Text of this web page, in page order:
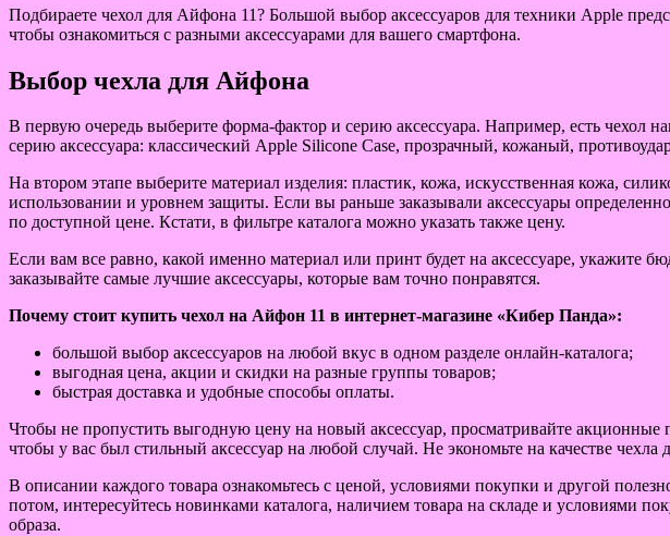
Подбираете чехол для Айфона 11? Большой выбор аксессуаров для техники Apple
чтобы ознакомиться с разными аксессуарами для вашего смартфона.
Выбор чехла для Айфона
В первую очередь выберите форма-фактор и серию аксессуара. Например, есть чехол
серию аксессуара: классический Apple Silicone Case, прозрачный, кожаный,
На втором этапе выберите материал изделия: пластик, кожа, искусственная кожа,
использовании и уровнем защиты. Если вы раньше заказывали аксессуары
по доступной цене. Кстати, в фильтре каталога можно указать также цену.
Если вам все равно, какой именно материал или принт будет на аксессуаре, укажите
заказывайте самые лучшие аксессуары, которые вам точно понравятся.
Почему стоит купить чехол на Айфон 11 в интернет-магазине «Кибер Панда»:
большой выбор аксессуаров на любой вкус в одном разделе онлайн-каталога;
выгодная цена, акции и скидки на разные группы товаров;
быстрая доставка и удобные способы оплаты.
Чтобы не пропустить выгодную цену на новый аксессуар, просматривайте акционные
чтобы у вас был стильный аксессуар на любой случай. Не экономьте на качестве
В описании каждого товара ознакомьтесь с ценой, условиями покупки и другой
потом, интересуйтесь новинками каталога, наличием товара на складе и условиями
образа.